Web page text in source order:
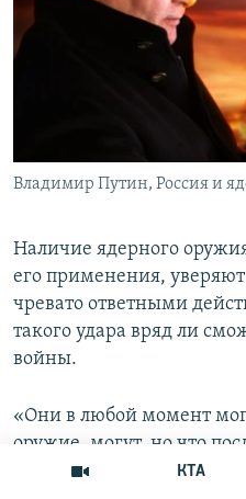
КТА
Владимир Путин, Россия и
Наличие ядерного
его применения,
чревато ответными
такого удара вряд ли
войны.
«Они в любой момент
оружие, могут, но что
Они потеряют, санкции